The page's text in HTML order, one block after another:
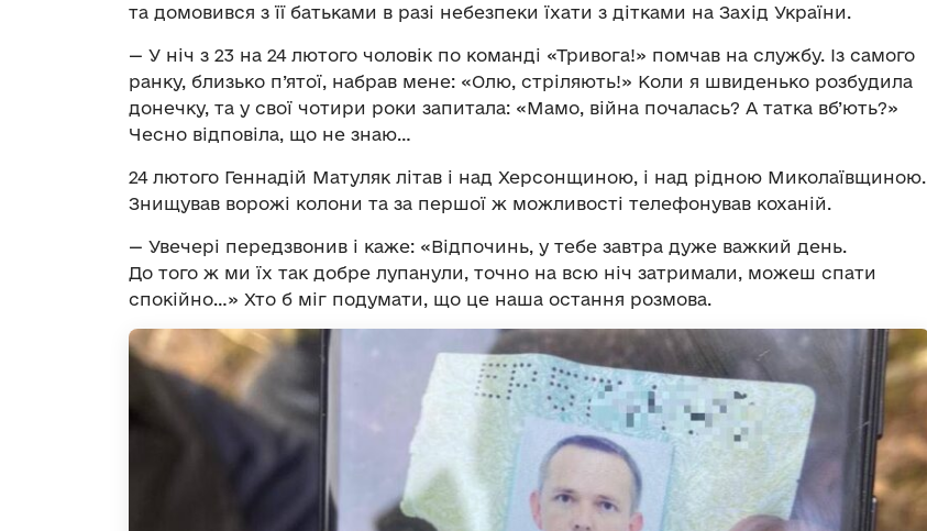
та домовився з її батьками в разі небезпеки їхати з дітками на Захід України.
— У ніч з 23 на 24 лютого чоловік по команді «Тривога!» помчав на службу. Із самого
ранку, близько п’ятої, набрав мене: «Олю, стріляють!» Коли я швиденько розбудила
донечку, та у свої чотири роки запитала: «Мамо, війна почалась? А татка вб’ють?»
Чесно відповіла, що не знаю…
24 лютого Геннадій Матуляк літав і над Херсонщиною, і над рідною Миколаївщиною.
Знищував ворожі колони та за першої ж можливості телефонував коханій.
— Увечері передзвонив і каже: «Відпочинь, у тебе завтра дуже важкий день.
До того ж ми їх так добре лупанули, точно на всю ніч затримали, можеш спати
спокійно…» Хто б міг подумати, що це наша остання розмова.